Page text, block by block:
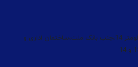
تهران،بزرگراه شهید لشگری،کیلومتر 14،جنب بانک ملت،ساختمان اداری و